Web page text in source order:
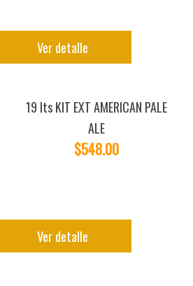
Ver detalle
19 lts KIT EXT AMERICAN PALE
ALE
$548.00
Ver detalle